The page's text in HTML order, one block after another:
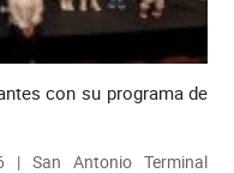
con su programa de
| San Antonio Terminal